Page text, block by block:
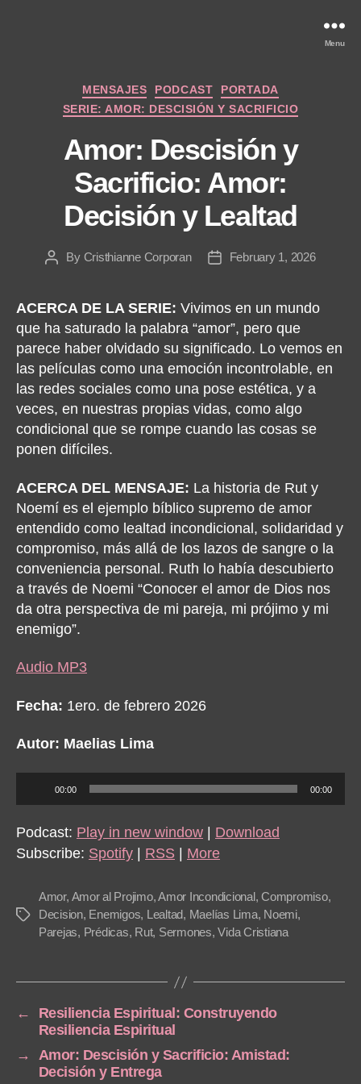
Menu
Categories
MENSAJES PODCAST
PORTADA
SERIE: AMOR: DESCISIÓN Y SACRIFICIO
Amor: Descisión y
Sacrificio: Amor:
Decisión y Lealtad
PostBy Cristhianne Corporan
PostFebruary 1, 2026
ACERCA DE LA SERIE: Vivimos en un mundo
que ha saturado la palabra “amor”, pero que
parece haber olvidado su significado. Lo vemos en
las películas como una emoción incontrolable, en
las redes sociales como una pose estética, y a
veces, en nuestras propias vidas, como algo
condicional que se rompe cuando las cosas se
ponen difíciles.
ACERCA DEL MENSAJE: La historia de Rut y
Noemí es el ejemplo bíblico supremo de amor
entendido como lealtad incondicional, solidaridad y
compromiso, más allá de los lazos de sangre o la
conveniencia personal. Ruth lo había descubierto
a través de Noemi “Conocer el amor de Dios nos
da otra perspectiva de mi pareja, mi prójimo y mi
enemigo”.
Audio MP3
Fecha: 1ero. de febrero 2026
Autor: Maelias Lima
u
d
i
l
e
00:00 00:00
Podcast: Play in new window
Download
Subscribe: Spotify RSS More
Tags
Amor, Amor al Projimo,Amor Incondicional,Compromiso,
Decision, Enemigos, Lealtad, Maelías Lima, Noemi,
Parejas, Prédicas, Rut, Sermones,Vida Cristiana
←
Resiliencia Espiritual: Construyendo
Resiliencia Espiritual
→
Amor: Descisión y Sacrificio: Amistad:
Decisión y Entrega